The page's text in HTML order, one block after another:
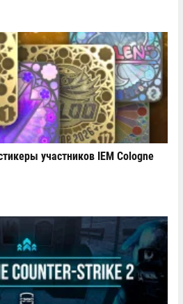
участников IEM Cologne